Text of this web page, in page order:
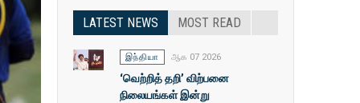
LATEST NEWS MOST READ
இந்தியா ஆக 07 2026
‘வெற்றித் தறி’ விற்பனை
நிலையங்கள் இன்று